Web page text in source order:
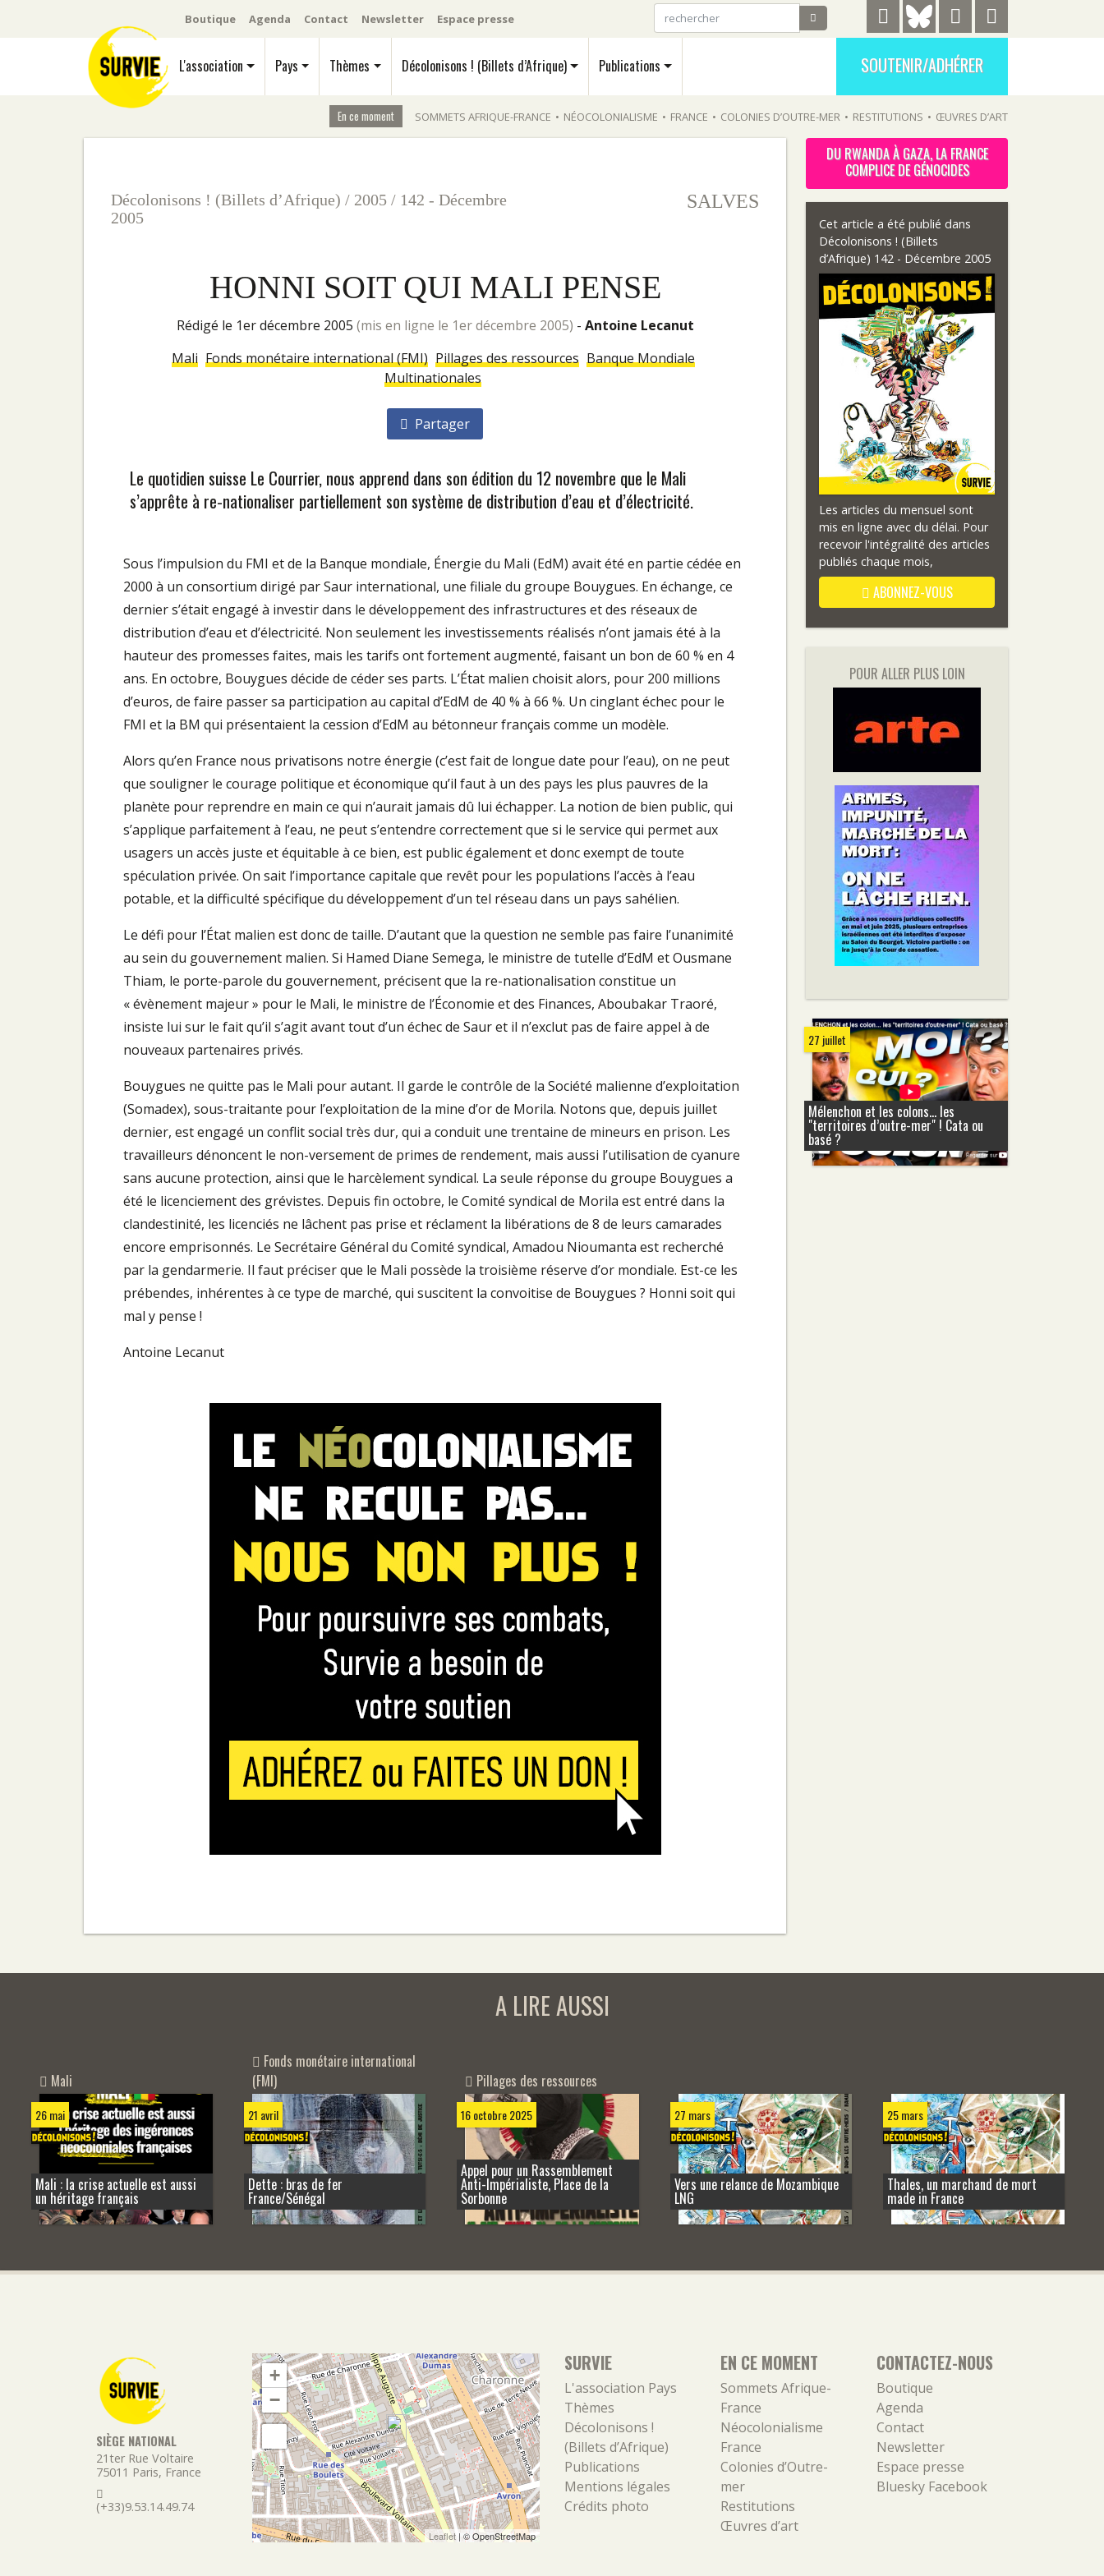
Boutique Agenda Contact Newsletter Espace presse
L'association Pays Thèmes Décolonisons ! (Billets d’Afrique) Publications SOUTENIR/ADHÉRER
En ce moment SOMMETS AFRIQUE-FRANCE • NÉOCOLONIALISME • FRANCE • COLONIES D’OUTRE-MER • RESTITUTIONS • ŒUVRES D’ART
Décolonisons ! (Billets d’Afrique) / 2005 / 142 - Décembre
2005
SALVES
HONNI SOIT QUI MALI PENSE
rédigé le 1er décembre 2005 (mis en ligne le 1er décembre 2005) - Antoine Lecanut
Mali Fonds monétaire international (FMI) Pillages des ressources Banque Mondiale
Multinationales
Partager
Le quotidien suisse Le Courrier, nous apprend dans son édition du 12 novembre que le Mali
s’apprête à re-nationaliser partiellement son système de distribution d’eau et d’électricité.
Sous l’impulsion du FMI et de la Banque mondiale, Énergie du Mali (EdM) avait été en partie cédée en
2000 à un consortium dirigé par Saur international, une filiale du groupe Bouygues. En échange, ce
dernier s’était engagé à investir dans le développement des infrastructures et des réseaux de
distribution d’eau et d’électricité. Non seulement les investissements réalisés n’ont jamais été à la
hauteur des promesses faites, mais les tarifs ont fortement augmenté, faisant un bon de 60 % en 4
ans. En octobre, Bouygues décide de céder ses parts. L’État malien choisit alors, pour 200 millions
d’euros, de faire passer sa participation au capital d’EdM de 40 % à 66 %. Un cinglant échec pour le
FMI et la BM qui présentaient la cession d’EdM au bétonneur français comme un modèle.
Alors qu’en France nous privatisons notre énergie (c’est fait de longue date pour l’eau), on ne peut
que souligner le courage politique et économique qu’il faut à un des pays les plus pauvres de la
planète pour reprendre en main ce qui n’aurait jamais dû lui échapper. La notion de bien public, qui
s’applique parfaitement à l’eau, ne peut s’entendre correctement que si le service qui permet aux
usagers un accès juste et équitable à ce bien, est public également et donc exempt de toute
spéculation privée. On sait l’importance capitale que revêt pour les populations l’accès à l’eau
potable, et la difficulté spécifique du développement d’un tel réseau dans un pays sahélien.
Le défi pour l’État malien est donc de taille. D’autant que la question ne semble pas faire l’unanimité
au sein du gouvernement malien. Si Hamed Diane Semega, le ministre de tutelle d’EdM et Ousmane
Thiam, le porte-parole du gouvernement, précisent que la re-nationalisation constitue un
« évènement majeur » pour le Mali, le ministre de l’Économie et des Finances, Aboubakar Traoré,
insiste lui sur le fait qu’il s’agit avant tout d’un échec de Saur et il n’exclut pas de faire appel à de
nouveaux partenaires privés.
Bouygues ne quitte pas le Mali pour autant. Il garde le contrôle de la Société malienne d’exploitation
(Somadex), sous-traitante pour l’exploitation de la mine d’or de Morila. Notons que, depuis juillet
dernier, est engagé un conflit social très dur, qui a conduit une trentaine de mineurs en prison. Les
travailleurs dénoncent le non-versement de primes de rendement, mais aussi l’utilisation de cyanure
sans aucune protection, ainsi que le harcèlement syndical. La seule réponse du groupe Bouygues a
été le licenciement des grévistes. Depuis fin octobre, le Comité syndical de Morila est entré dans la
clandestinité, les licenciés ne lâchent pas prise et réclament la libérations de 8 de leurs camarades
encore emprisonnés. Le Secrétaire Général du Comité syndical, Amadou Nioumanta est recherché
par la gendarmerie. Il faut préciser que le Mali possède la troisième réserve d’or mondiale. Est-ce les
prébendes, inhérentes à ce type de marché, qui suscitent la convoitise de Bouygues ? Honni soit qui
mal y pense !
Antoine Lecanut
DU RWANDA À GAZA, LA FRANCE
COMPLICE DE GÉNOCIDES
Cet article a été publié dans
Décolonisons ! (Billets
d’Afrique) 142 - Décembre 2005
Les articles du mensuel sont
mis en ligne avec du délai. Pour
recevoir l'intégralité des articles
publiés chaque mois,
ABONNEZ-VOUS
POUR ALLER PLUS LOIN
27 juillet
Mélenchon et les colons... les
"territoires d’outre-mer" ! Cata ou
basé ?
A LIRE AUSSI
Mali
26 mai
Mali : la crise actuelle est aussi
un héritage français
Fonds monétaire international
(FMI)
21 avril
Dette : bras de fer
France/Sénégal
Pillages des ressources
16 octobre 2025
Appel pour un Rassemblement
Anti-Impérialiste, Place de la
Sorbonne
27 mars
Vers une relance de Mozambique
LNG
25 mars
Thales, un marchand de mort
made in France
SIÈGE NATIONAL
21ter Rue Voltaire
75011 Paris, France
(+33)9.53.14.49.74
+
−
Leaflet | ©OpenStreetMap
SURVIE
L'association Pays
Thèmes
Décolonisons !
(Billets d’Afrique)
Publications
Mentions légales
Crédits photo
EN CE MOMENT
Sommets Afrique-
France
Néocolonialisme
France
Colonies d’Outre-
mer
Restitutions
Œuvres d’art
CONTACTEZ-NOUS
Boutique
Agenda
Contact
Newsletter
Espace presse
Bluesky Facebook